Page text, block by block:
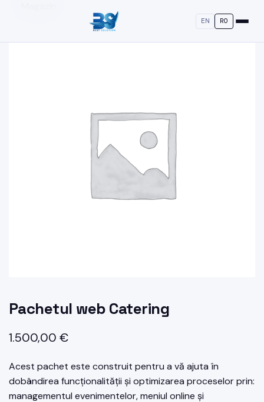
EN RO
Pachetul web Catering
1.500,00 €
Acest pachet este construit pentru a vă ajuta în
dobândirea funcționalității și optimizarea proceselor prin:
managementul evenimentelor, meniul online și